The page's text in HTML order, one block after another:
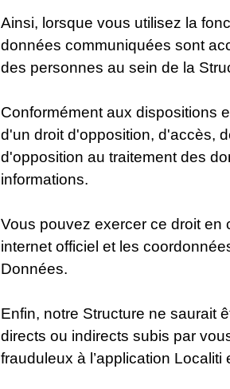
Ainsi, lorsque vous utilisez la
données communiquées sont
des personnes au sein de la
Conformément aux dispositions
d'un droit d'opposition, d'accès,
d'opposition au traitement des
informations.
Vous pouvez exercer ce droit en
internet officiel et les
Données.
Enfin, notre Structure ne saurait
directs ou indirects subis par
frauduleux à l’application Localiti